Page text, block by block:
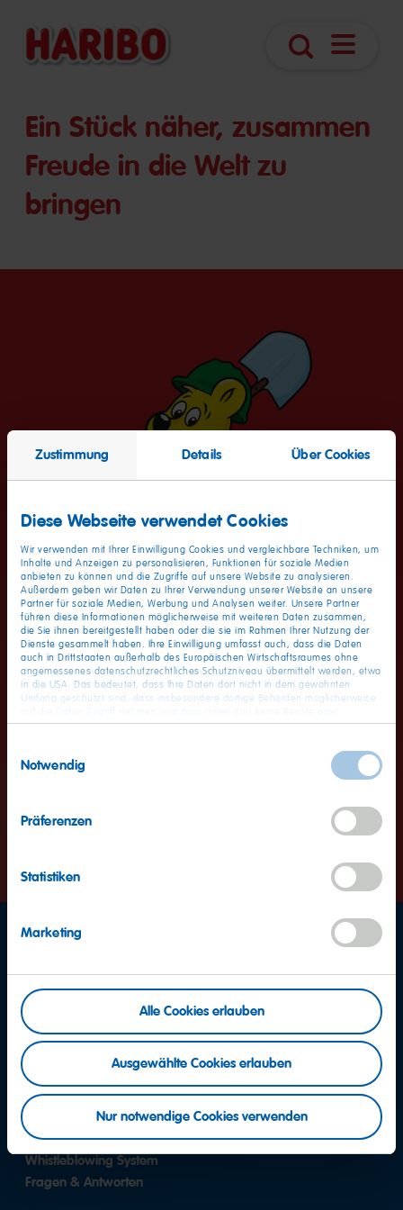
Zustimmung Details Über Cookies
Diese Webseite verwendet Cookies
Wir verwenden mit Ihrer Einwilligung Cookies und vergleichbare Techniken, um
Inhalte und Anzeigen zu personalisieren, Funktionen für soziale Medien
anbieten zu können und die Zugriffe auf unsere Website zu analysieren.
Außerdem geben wir Daten zu Ihrer Verwendung unserer Website an unsere
Partner für soziale Medien, Werbung und Analysen weiter. Unsere Partner
führen diese Informationen möglicherweise mit weiteren Daten zusammen,
die Sie ihnen bereitgestellt haben oder die sie im Rahmen Ihrer Nutzung der
Dienste gesammelt haben. Ihre Einwilligung umfasst auch, dass die Daten
auch in Drittstaaten außerhalb des Europäischen Wirtschaftsraumes ohne
angemessenes datenschutzrechtliches Schutzniveau übermittelt werden, etwa
in die USA. Das bedeutet, dass Ihre Daten dort nicht in dem gewohnten
Umfang geschützt sind, dass insbesondere dortige Behörden möglicherweise
Rechtsbehelfe zur Verfügung stehen. Sie haben das Rechts, Ihre Einwilligung
finden Sie detaillierten Informationen zur Verarbeitung
Ihrer Daten und zum Widerruf Ihrer Einwilligung. Unser Impressum finden Sie
Notwendig
Präferenzen
Statistiken
Marketing
Alle Cookies erlauben
Ausgewählte Cookies erlauben
Nur notwendige Cookies verwenden
Ein Stück näher, zusammen
Freude in die Welt zu
bringen
Wartungsarbeiten - Wir
bitten um etwas Geduld
Vielen Dank für Ihr Interesse an der bunten Karrierewelt von
andauern. Dadurch ist eine Bewerbung momentan leider nicht
möglich. Bitte probieren Sie es später erneut. Vielen Dank für
Facebook Instagram YouTube
LinkedIn
Whistleblowing System
Fragen & Antworten